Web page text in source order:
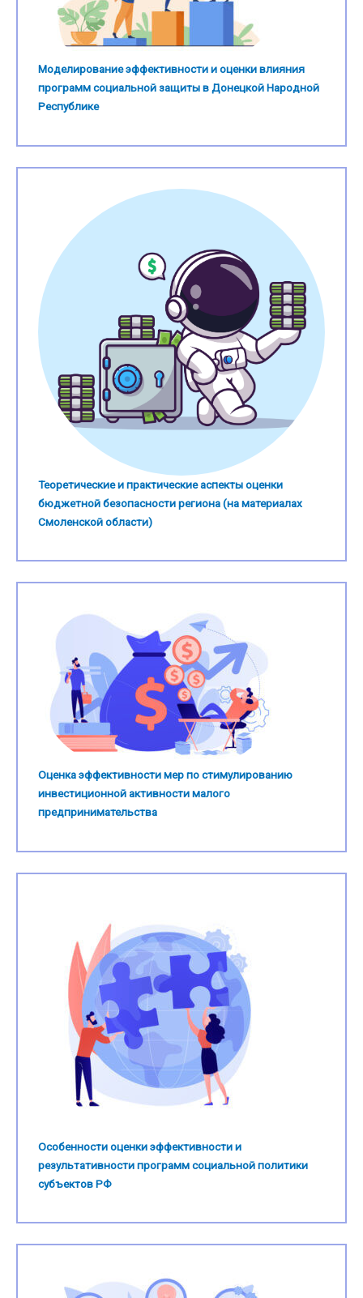
Моделирование эффективности и оценки влияния
программ социальной защиты в Донецкой Народной
Республике
Теоретические и практические аспекты оценки
бюджетной безопасности региона (на материалах
Смоленской области)
Оценка эффективности мер по стимулированию
инвестиционной активности малого
предпринимательства
Особенности оценки эффективности и
результативности программ социальной политики
субъектов РФ